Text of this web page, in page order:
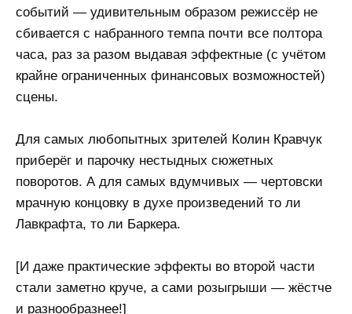
событий — удивительным образом режиссёр не
сбивается с набранного темпа почти все полтора
часа, раз за разом выдавая эффектные (с учётом
крайне ограниченных финансовых возможностей)
сцены.
Для самых любопытных зрителей Колин Кравчук
приберёг и парочку нестыдных сюжетных
поворотов. А для самых вдумчивых — чертовски
мрачную концовку в духе произведений то ли
Лавкрафта, то ли Баркера.
[И даже практические эффекты во второй части
стали заметно круче, а сами розыгрыши — жёстче
и разнообразнее!]